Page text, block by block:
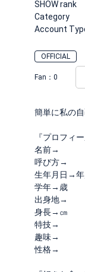
SHOW rank
Category
Account
OFFICIAL
Fan： 0
簡単に私の
『プロフィー
名前→
呼び方→
生年月日→年
学年→歳
出身地→
身長→㎝
特技→
趣味→
性格→